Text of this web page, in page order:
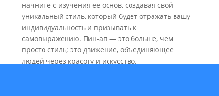
начните с изучения ее основ, создавая свой
уникальный стиль, который будет отражать вашу
индивидуальность и призывать к
самовыражению. Пин-ап — это больше, чем
просто стиль; это движение, объединяющее
людей через красоту и искусство.